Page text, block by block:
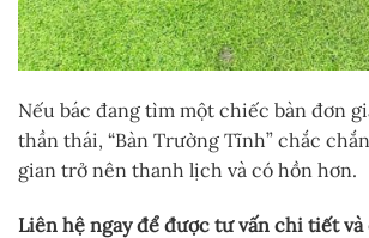
Nếu bác đang tìm một chiếc bàn đơn
thần thái, “Bàn Trường Tĩnh” chắc
gian trở nên thanh lịch và có hồn hơn.
Liên hệ ngay để được tư vấn chi tiết và